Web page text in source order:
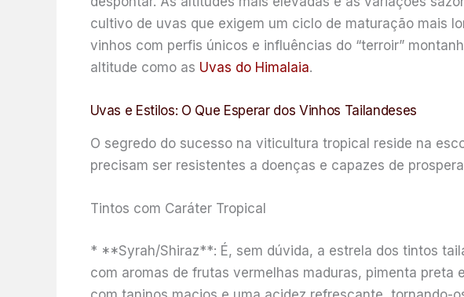
cultivo de uvas que exigem um ciclo de maturação mais
vinhos com perfis únicos e influências do “terroir”
altitude como as Uvas do Himalaia.
Uvas e Estilos: O Que Esperar dos Vinhos Tailandeses
O segredo do sucesso na viticultura tropical reside na
precisam ser resistentes a doenças e capazes de
Tintos com Caráter Tropical
* **Syrah/Shiraz**: É, sem dúvida, a estrela dos tintos
com aromas de frutas vermelhas maduras, pimenta preta